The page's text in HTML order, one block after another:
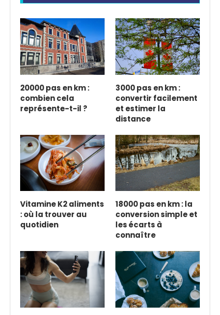
20000 pas en km :
combien cela
représente-t-il ?
3000 pas en km :
convertir facilement
et estimer la
distance
Vitamine K2 aliments
: où la trouver au
quotidien
18000 pas en km : la
conversion simple et
les écarts à
connaître